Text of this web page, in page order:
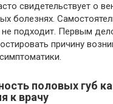
свидетельствует о
болезнях.
не подходит. Первым
причину
половых губ
к врачу